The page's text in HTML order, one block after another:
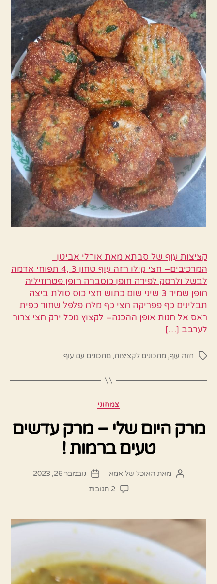
קציצות עוף של סבתא מאת אורלי אביטן
המרכיבים– חצי קילו חזה עוף טחון 3 ,4 תפוחי אדמה
לבשל ולרסק לפירה חופן כוסברה חופן פטרוזיליה
חופן שמיר 3 שיני שום כתוש חצי כוס סולת ביצה
תבלינים כף פפריקה חצי כף מלח פלפל שחור כפית
ראס אל חנות אופן ההכנה– לקצוץ מכל ירק חצי צרור
לערבב […]
תגיותחזה עוף,מתכונים לקציצות,מתכונים עם עוף
קטגוריותצמחוני
מרק היום שלי – מרק עדשים
טעים ברמות !
המחבר
מאת האוכל של אמא
תאריךנובמבר 26, 2023
2 תגובות
שלי
עדשים
טעים
ברמות